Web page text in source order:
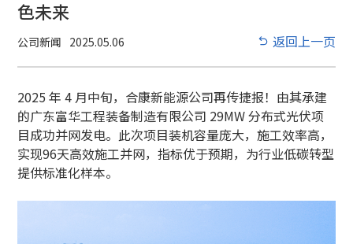
色未来
公司新闻 2025.05.06 返回上一页
2025 年 4 月中旬，合康新能源公司再传捷报！由其承建
的广东富华工程装备制造有限公司 29MW 分布式光伏项
目成功并网发电。此次项目装机容量庞大，施工效率高，
实现96天高效施工并网，指标优于预期，为行业低碳转型
提供标准化样本。